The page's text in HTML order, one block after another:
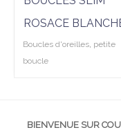
ROSACE
Boucles d'oreilles, petite
boucle
BIENVENUE SUR